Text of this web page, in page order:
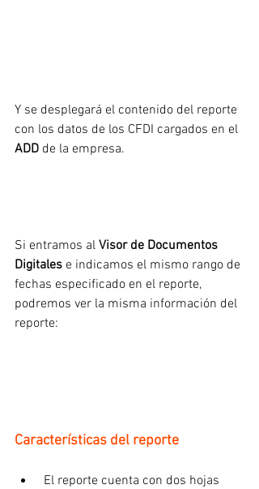
Y se desplegará el contenido del reporte
con los datos de los CFDI cargados en el
ADD de la empresa.
Si entramos al Visor de Documentos
Digitales e indicamos el mismo rango de
fechas especificado en el reporte,
podremos ver la misma información del
reporte:
Características del reporte